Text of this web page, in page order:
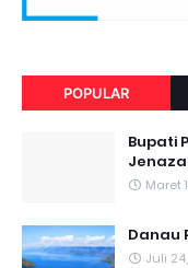
POPULAR
Bupati
Maret
Danau
Juli